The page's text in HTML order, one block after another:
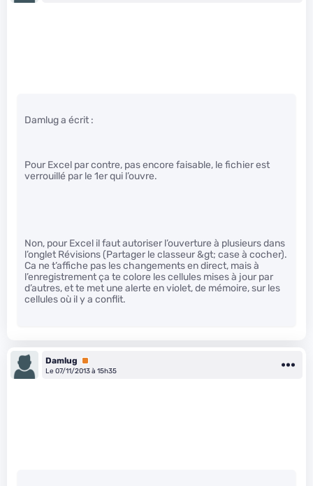
Damlug a écrit :
Pour Excel par contre, pas encore faisable, le fichier est
verrouillé par le 1er qui l’ouvre.
Non, pour Excel il faut autoriser l’ouverture à plusieurs dans
l’onglet Révisions (Partager le classeur &gt; case à cocher).
Ca ne t’affiche pas les changements en direct, mais à
l’enregistrement ça te colore les cellules mises à jour par
d’autres, et te met une alerte en violet, de mémoire, sur les
cellules où il y a conflit.
Damlug
Premium
Le 07/11/2013 à 15h35